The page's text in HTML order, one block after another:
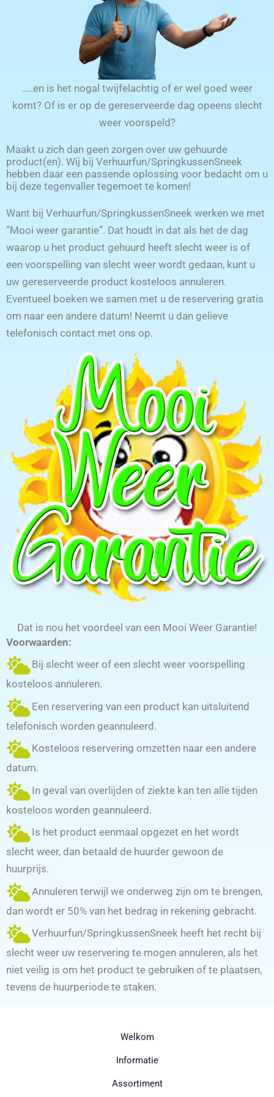
…..en is het nogal twijfelachtig of er wel goed weer
komt? Of is er op de gereserveerde dag opeens slecht
weer voorspeld?
Maakt u zich dan geen zorgen over uw gehuurde
product(en). Wij bij Verhuurfun/SpringkussenSneek
hebben daar een passende oplossing voor bedacht om u
bij deze tegenvaller tegemoet te komen!
Want bij Verhuurfun/SpringkussenSneek werken we met
”Mooi weer garantie”. Dat houdt in dat als het de dag
waarop u het product gehuurd heeft slecht weer is of
een voorspelling van slecht weer wordt gedaan, kunt u
uw gereserveerde product kosteloos annuleren.
Eventueel boeken we samen met u de reservering gratis
om naar een andere datum! Neemt u dan gelieve
telefonisch contact met ons op.
Dat is nou het voordeel van een Mooi Weer Garantie!
Voorwaarden:
Bij slecht weer of een slecht weer voorspelling
kosteloos annuleren.
Een reservering van een product kan uitsluitend
telefonisch worden geannuleerd.
Kosteloos reservering omzetten naar een andere
datum.
In geval van overlijden of ziekte kan ten alle tijden
kosteloos worden geannuleerd.
Is het product eenmaal opgezet en het wordt
slecht weer, dan betaald de huurder gewoon de
huurprijs.
Annuleren terwijl we onderweg zijn om te brengen,
dan wordt er 50% van het bedrag in rekening gebracht.
Verhuurfun/SpringkussenSneek heeft het recht bij
slecht weer uw reservering te mogen annuleren, als het
niet veilig is om het product te gebruiken of te plaatsen,
tevens de huurperiode te staken.
Welkom
Informatie
Assortiment